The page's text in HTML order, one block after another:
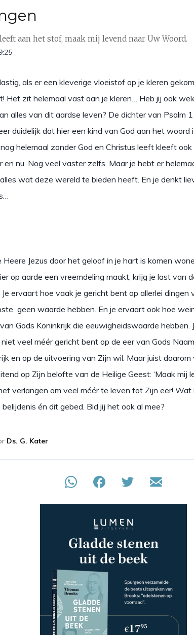
aan het stof, maak mij levend naar Uw Woord.
als er een kleverige vloeistof op je kleren
Het zit helemaal vast aan je kleren… Heb jij ook
alles van dit aardse leven? De dichter van Psalm
duidelijk dat hier een kind van God aan het woord
helemaal zonder God en Christus leeft kleeft
en nu. Nog veel vaster zelfs. Maar je hebt er
wat deze wereld te bieden heeft. En je denkt
Heere Jezus door het geloof in je hart is komen
op aarde een vreemdeling maakt; krijg je last van
ervaart hoe vaak je gericht bent op allerlei dingen
geen waarde hebben. En je ervaart ook hoe
Gods Koninkrijk die eeuwigheidswaarde hebben.
veel méér gericht bent op de eer van Gods
en op de uitvoering van Zijn wil. Maar juist
op Zijn belofte van de Heilige Geest: ‘Maak mij
verlangen om veel méér te leven tot Zijn eer! Wat
én dit gebed. Bid jij het ook al mee?
Ds. G. Kater